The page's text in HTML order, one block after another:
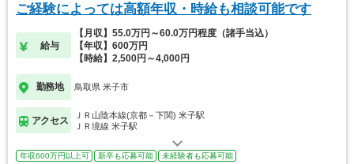
ご経験によっては高額年収・時給も相談可能です
給与
【月収】55.0万円～60.0万円程度（諸手当込）
【年収】600万円
【時給】2,500円～4,000円
勤務地 鳥取県 米子市
アクセス
ＪＲ山陰本線(京都－下関) 米子駅
ＪＲ境線 米子駅
年収600万円以上可 新卒も応募可能
未経験者も応募可能